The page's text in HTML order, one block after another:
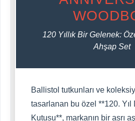
120 Yıllık Bir Gelenek:
Ahşap Set
Ballistol tutkunları ve
tasarlanan bu özel **120. Yıl
Kutusu**, markanın bir asrı